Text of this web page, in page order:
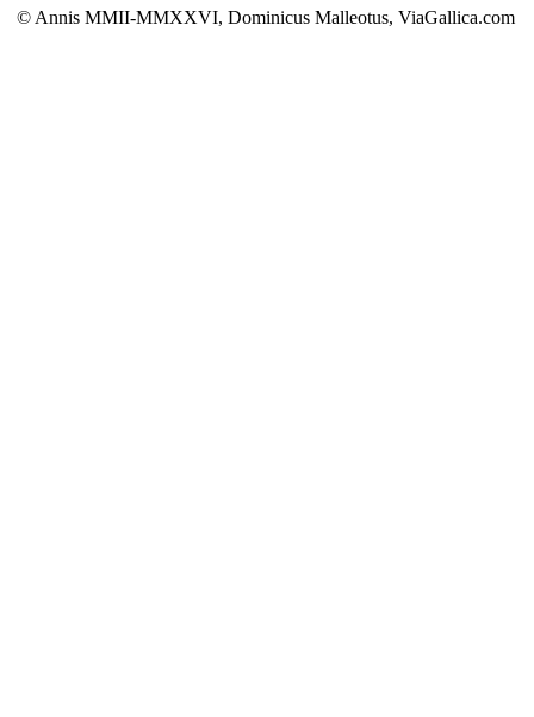
© Annis MMII-MMXXVI, Dominicus Malleotus, ViaGallica.com